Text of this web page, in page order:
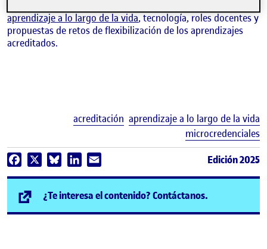
aprendizaje a lo largo de la vida, tecnología, roles docentes y
propuestas de retos de flexibilización de los aprendizajes
acreditados.
acreditación aprendizaje a lo largo de la vida
microcredenciales
Facebook BlueskyLinkedIn Edición 2025
¿Te interesa el contenido? Contáctanos.